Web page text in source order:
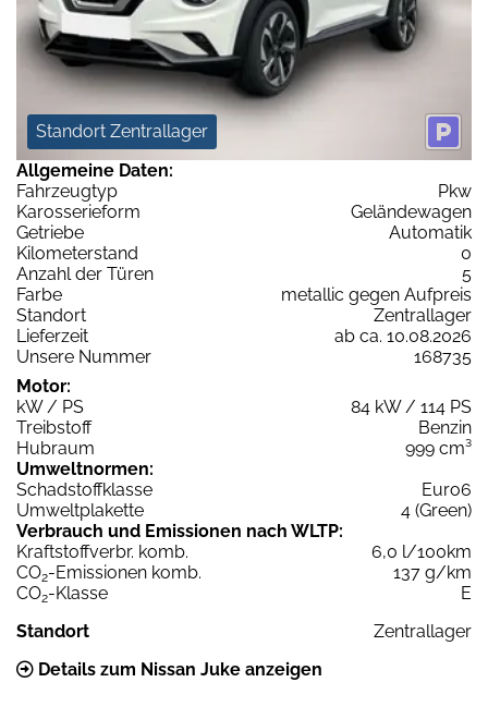
Standort Zentrallager
Allgemeine Daten:
Fahrzeugtyp
Pkw
Karosserieform
Geländewagen
Getriebe
Automatik
Kilometerstand
0
Anzahl der Türen
5
Farbe
metallic gegen Aufpreis
Standort
Zentrallager
Lieferzeit
ab ca. 10.08.2026
Unsere Nummer
168735
Motor:
kW / PS
84 kW / 114 PS
Treibstoff
Benzin
Hubraum
999 cm³
Umweltnormen:
Schadstoffklasse
Euro6
Umweltplakette
4 (Green)
Verbrauch und Emissionen nach WLTP:
Kraftstoffverbr. komb.
6,0 l/100km
CO2-Emissionen komb.
137 g/km
CO2-Klasse
E
Standort
Zentrallager
Details zum Nissan Juke anzeigen